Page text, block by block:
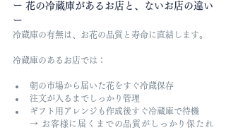
ー 花の冷蔵庫があるお店と、ないお店の違い
ー
冷蔵庫の有無は、お花の品質と寿命に直結します。
冷蔵庫のあるお店では：
朝の市場から届いた花をすぐ冷蔵保存
注文が入るまでしっかり管理
ギフト用アレンジも作成後すぐ冷蔵庫で待機
→ お客様に届くまでの品質がしっかり保たれ